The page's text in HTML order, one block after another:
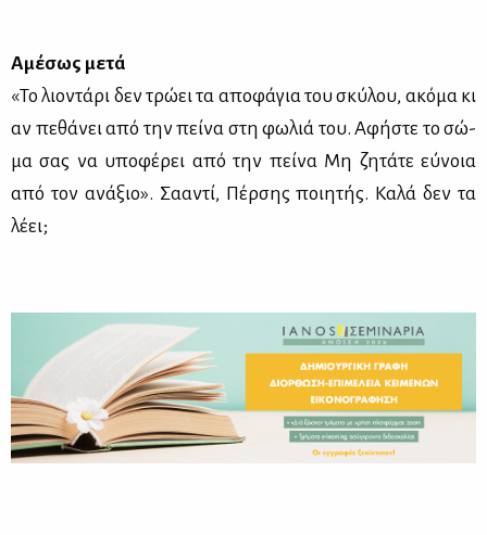
Αμέ­σως με­τά
«Το λιο­ντά­ρι δεν τρώ­ει τα απο­φά­για του σκύ­λου, ακό­μα κι
αν πε­θά­νει από την πεί­να στη φω­λιά του. Αφή­στε το σώ­
μα σας να υπο­φέ­ρει από την πεί­να Μη ζη­τά­τε εύ­νοια
από τον ανά­ξιο». Σα­α­ντί, Πέρ­σης ποι­η­τής. Κα­λά δεν τα
λέ­ει;